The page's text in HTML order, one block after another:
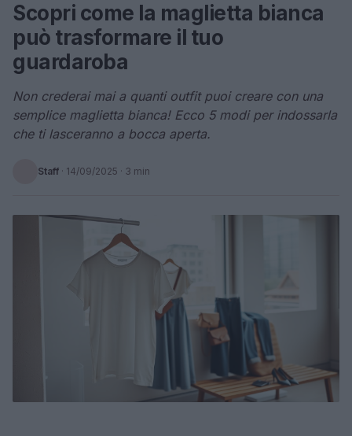
Scopri come la maglietta bianca
può trasformare il tuo
guardaroba
Non crederai mai a quanti outfit puoi creare con una
semplice maglietta bianca! Ecco 5 modi per indossarla
che ti lasceranno a bocca aperta.
Staff · 14/09/2025 · 3 min